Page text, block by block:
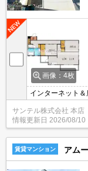
画像：4枚
インターネット＆
サンテル株式会社 本店
情報更新日 2026/08/10
賃貸マンション アム